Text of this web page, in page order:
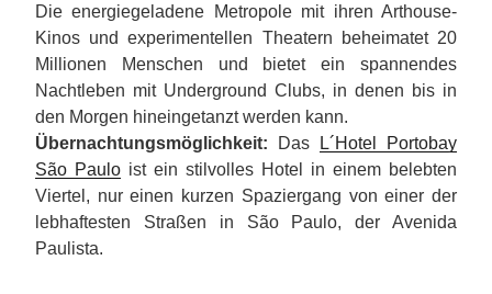
Die energiegeladene Metropole mit ihren Arthouse-
Kinos und experimentellen Theatern beheimatet 20
Millionen Menschen und bietet ein spannendes
Nachtleben mit Underground Clubs, in denen bis in
den Morgen hineingetanzt werden kann.
Übernachtungsmöglichkeit:
Das
L´Hotel Portobay
São Paulo ist ein stilvolles Hotel in einem belebten
Viertel, nur einen kurzen Spaziergang von einer der
lebhaftesten Straßen in São Paulo, der Avenida
Paulista.